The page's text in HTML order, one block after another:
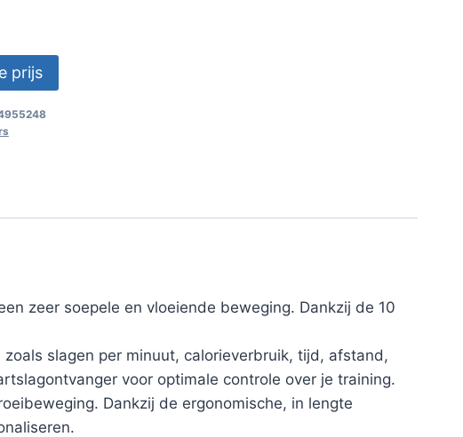
prijs
zeer soepele en vloeiende beweging. Dankzij de 10
slagen per minuut, calorieverbruik, tijd, afstand,
voor optimale controle over je training.
Dankzij de ergonomische, in lengte